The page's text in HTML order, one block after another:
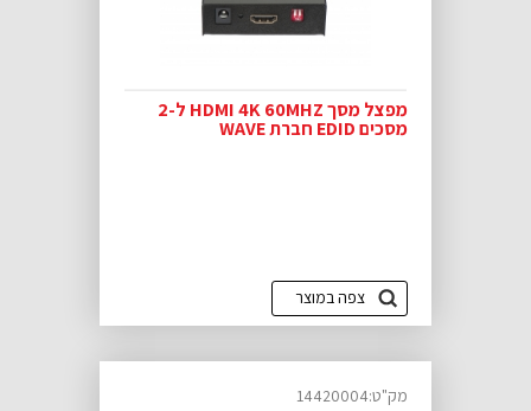
מפצל מסך HDMI 4K 60MHZ ל-2
מסכים EDID חברת WAVE
צפה במוצר
מק"ט:14420004